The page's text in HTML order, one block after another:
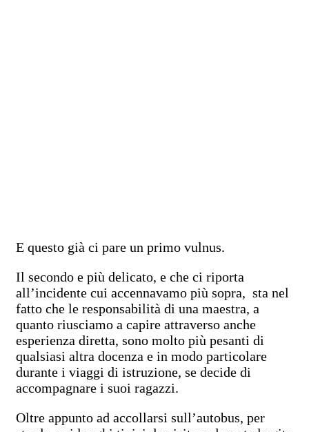
E questo già ci pare un primo vulnus.
Il secondo e più delicato, e che ci riporta
all’incidente cui accennavamo più sopra, sta nel
fatto che le responsabilità di una maestra, a
quanto riusciamo a capire attraverso anche
esperienza diretta, sono molto più pesanti di
qualsiasi altra docenza e in modo particolare
durante i viaggi di istruzione, se decide di
accompagnare i suoi ragazzi.
Oltre appunto ad accollarsi sull’autobus, per